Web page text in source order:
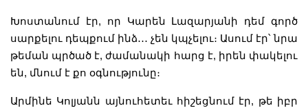
Խոստանում էր, որ Կարեն Լազարյանի դեմ գործ
սարքելու դեպքում ինձ․․․ չեն կպչելու։ Ասում էր՝ նրա
թեման պրծած է, ժամանակի հարց է, իրեն փակելու
են, մնում է քո օգնությունը։
Արմինե Կոլյանն այնուհետեւ հիշեցնում էր, թե իբր